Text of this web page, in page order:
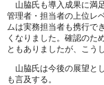
山脇氏も導入成果に満
管理者・担当者の上位レ
ムは実務担当者も携行で
くなりました。確認のた
ともありましたが、こう
山脇氏は今後の展望と
も言及する。